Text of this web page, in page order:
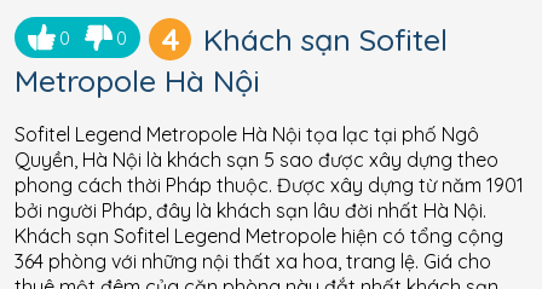
0 0 4
Khách sạn Sofitel
Metropole Hà Nội
Sofitel Legend Metropole Hà Nội tọa lạc tại phố Ngô
Quyền, Hà Nội là khách sạn 5 sao được xây dựng theo
phong cách thời Pháp thuộc. Được xây dựng từ năm 1901
bởi người Pháp, đây là khách sạn lâu đời nhất Hà Nội.
Khách sạn Sofitel Legend Metropole hiện có tổng cộng
364 phòng với những nội thất xa hoa, trang lệ. Giá cho